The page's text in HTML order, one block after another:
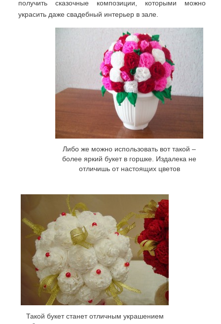
получить сказочные композиции, которыми можно
украсить даже свадебный интерьер в зале.
Либо же можно использовать вот такой –
более яркий букет в горшке. Издалека не
отличишь от настоящих цветов
Такой букет станет отличным украшением